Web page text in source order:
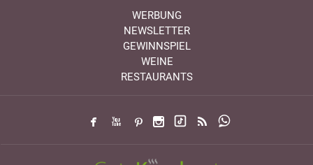
WERBUNG
NEWSLETTER
GEWINNSPIEL
WEINE
RESTAURANTS